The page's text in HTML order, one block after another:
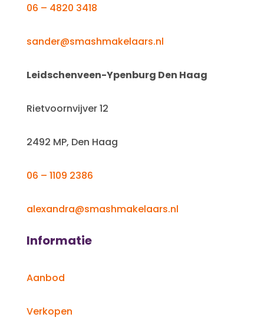
06 – 4820 3418
sander@smashmakelaars.nl
Leidschenveen-Ypenburg Den Haag
Rietvoornvijver 12
2492 MP, Den Haag
06 – 1109 2386
alexandra@smashmakelaars.nl
Informatie
Aanbod
Verkopen